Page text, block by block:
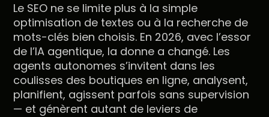
Le SEO ne se limite plus à la simple
optimisation de textes ou à la recherche de
mots-clés bien choisis. En 2026, avec l’essor
de l’IA agentique, la donne a changé. Les
agents autonomes s’invitent dans les
coulisses des boutiques en ligne, analysent,
planifient, agissent parfois sans supervision
— et génèrent autant de leviers de